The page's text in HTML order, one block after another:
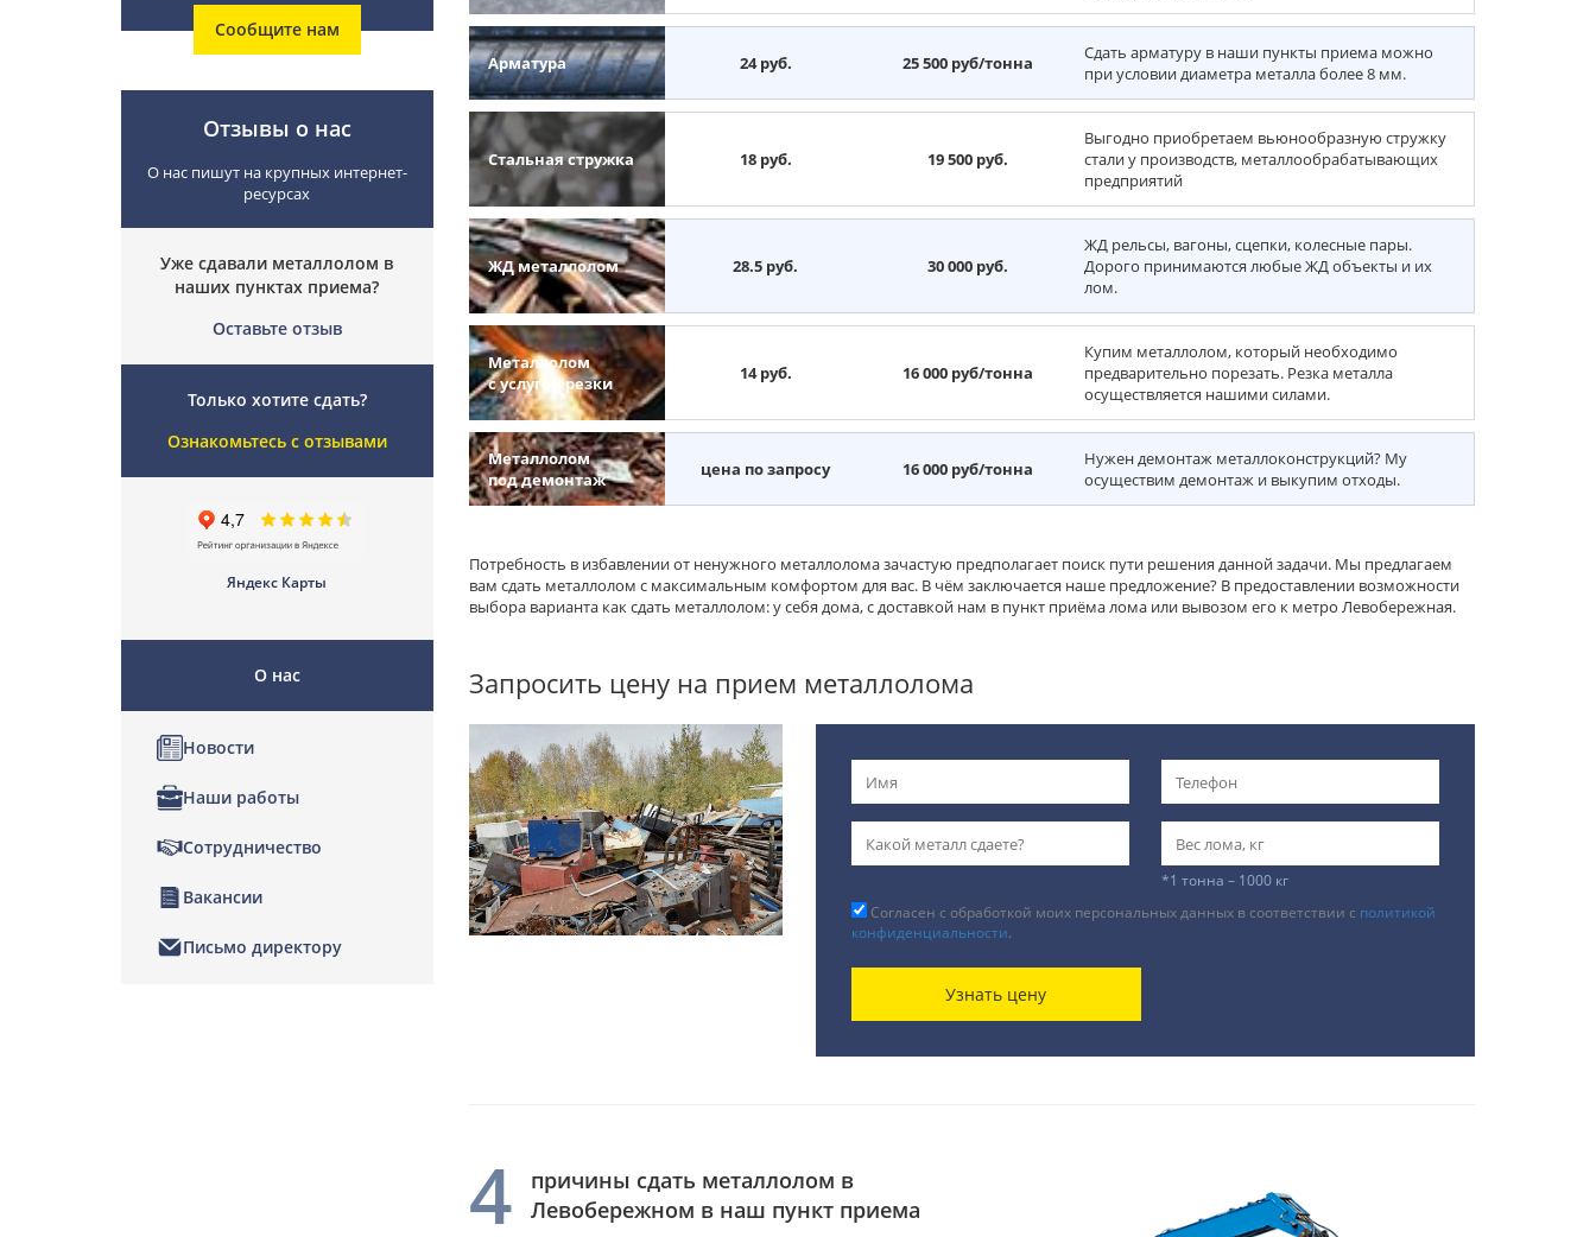
Арматура 24 руб. 25 500 руб/тонна
Сдать арматуру в наши пункты приема можно
при условии диаметра металла более 8 мм.
Стальная стружка 18 руб. 19 500 руб.
Выгодно приобретаем вьюнообразную стружку
стали у производств, металлообрабатывающих
предприятий
ЖД металлолом 28.5 руб. 30 000 руб.
ЖД рельсы, вагоны, сцепки, колесные пары.
Дорого принимаются любые ЖД объекты и их
лом.
Металлолом
с услугой резки
14 руб. 16 000 руб/тонна
Купим металлолом, который необходимо
предварительно порезать. Резка металла
осуществляется нашими силами.
Металлолом
под демонтаж
цена по запросу 16 000 руб/тонна
Нужен демонтаж металлоконструкций? Му
осуществим демонтаж и выкупим отходы.
Потребность в избавлении от ненужного металлолома зачастую предполагает поиск пути решения данной задачи. Мы предлагаем
вам сдать металлолом с максимальным комфортом для вас. В чём заключается наше предложение? В предоставлении возможности
выбора варианта как сдать металлолом: у себя дома, с доставкой нам в пункт приёма лома или вывозом его к метро Левобережная.
Запросить цену на прием металлолома
*1 тонна – 1000 кг
Согласен с обработкой моих персональных данных в соответствии с политикой
конфиденциальности.
Узнать цену
4
причины сдать металлолом в
Левобережном в наш пункт приема
Сообщите нам
Отзывы о нас
О нас пишут на крупных интернет-
ресурсах
Уже сдавали металлолом в
наших пунктах приема?
Оставьте отзыв
Только хотите сдать?
Ознакомьтесь с отзывами
Яндекс Карты
О нас
Новости
Наши работы
Сотрудничество
Вакансии
Письмо директору